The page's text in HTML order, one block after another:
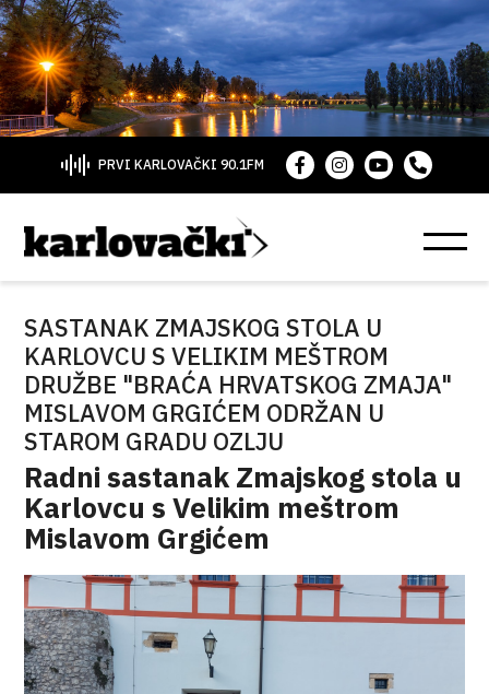
PRVI KARLOVAČKI 90.1FM
SASTANAK ZMAJSKOG STOLA U
KARLOVCU S VELIKIM MEŠTROM
DRUŽBE "BRAĆA HRVATSKOG ZMAJA"
MISLAVOM GRGIĆEM ODRŽAN U
STAROM GRADU OZLJU
Radni sastanak Zmajskog stola u
Karlovcu s Velikim meštrom
Mislavom Grgićem